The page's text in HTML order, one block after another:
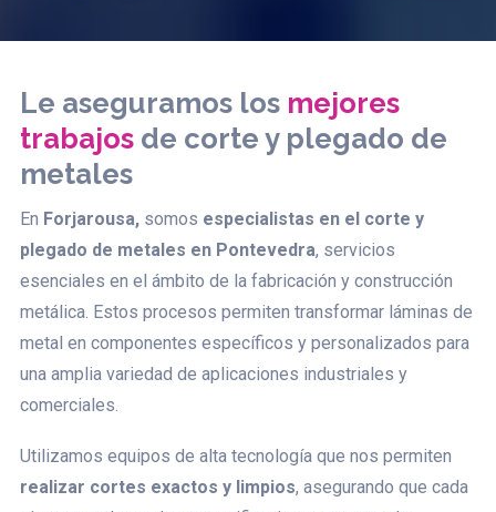
Le aseguramos los mejores
trabajos de corte y plegado de
metales
En Forjarousa, somos especialistas en el corte y
plegado de metales en Pontevedra, servicios
esenciales en el ámbito de la fabricación y construcción
metálica. Estos procesos permiten transformar láminas de
metal en componentes específicos y personalizados para
una amplia variedad de aplicaciones industriales y
comerciales.
Utilizamos equipos de alta tecnología que nos permiten
realizar cortes exactos y limpios, asegurando que cada